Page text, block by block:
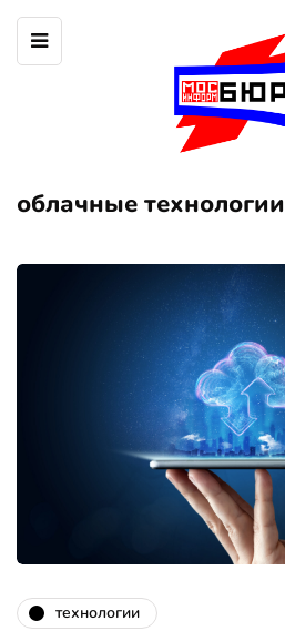
облачные технологии
технологии